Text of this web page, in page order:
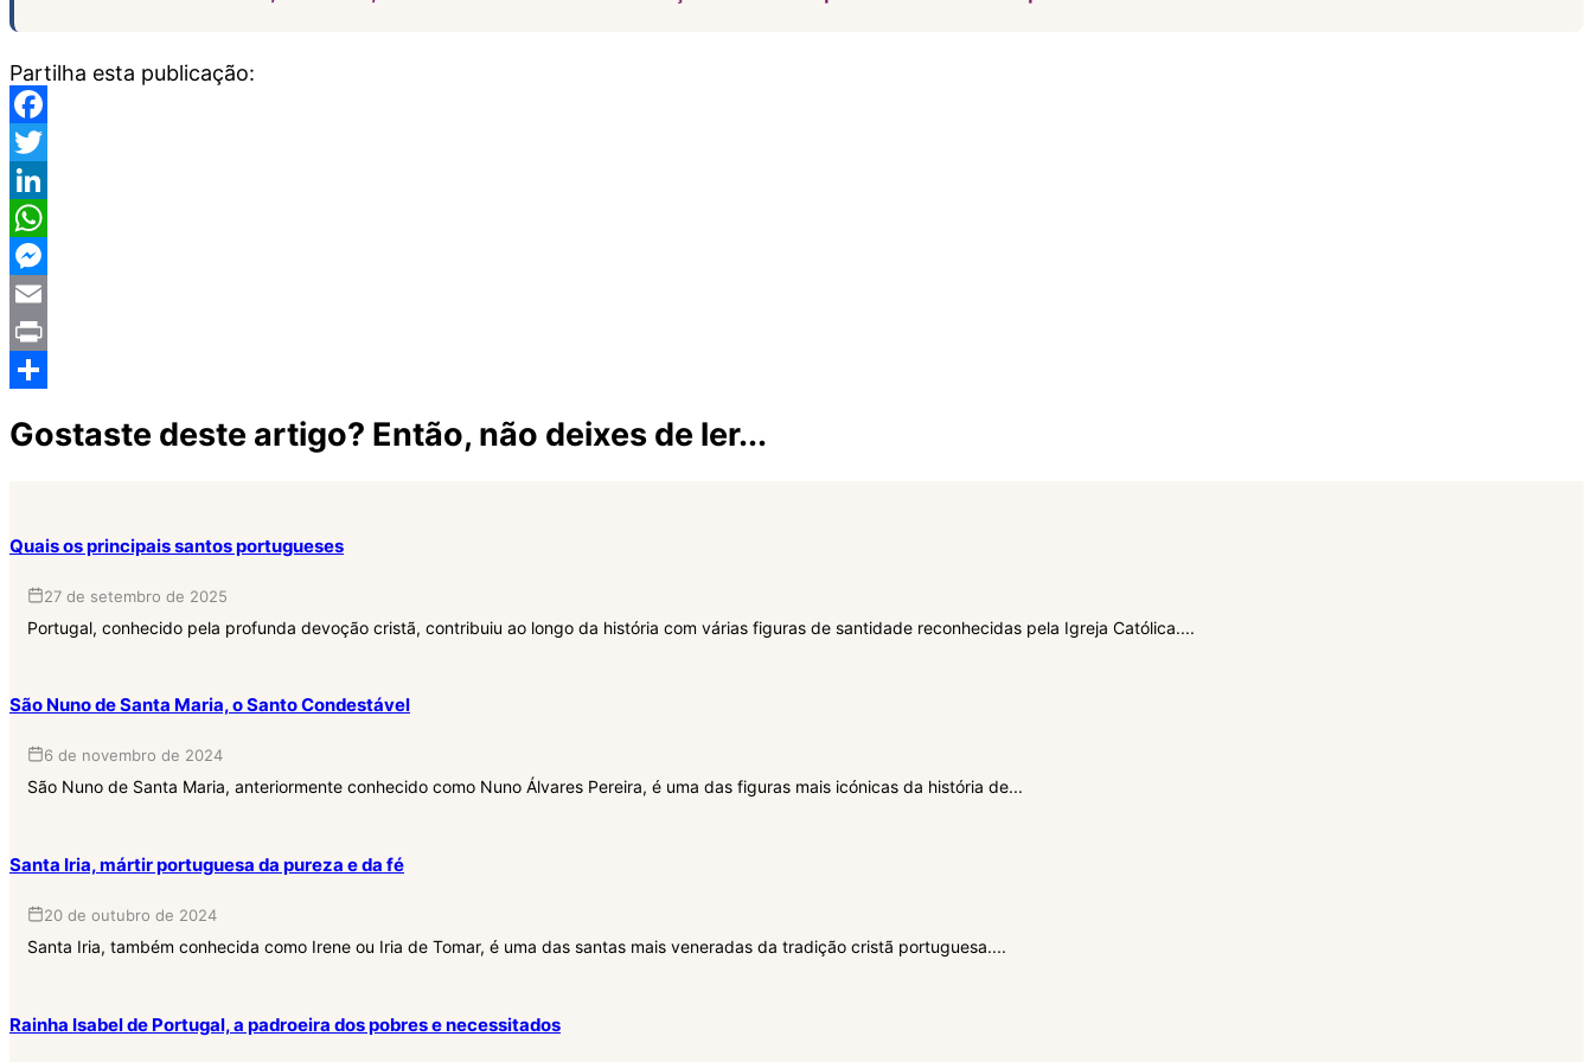
Partilha esta publicação:
Facebook
Twitter
LinkedIn
WhatsApp
Messenger
Email
Print
Gostaste deste artigo? Então, não deixes de ler...
Quais os principais santos portugueses
27 de setembro de 2025
Portugal, conhecido pela profunda devoção cristã, contribuiu ao longo da história com várias figuras de santidade reconhecidas pela Igreja Católica....
São Nuno de Santa Maria, o Santo Condestável
6 de novembro de 2024
São Nuno de Santa Maria, anteriormente conhecido como Nuno Álvares Pereira, é uma das figuras mais icónicas da história de...
Santa Iria, mártir portuguesa da pureza e da fé
20 de outubro de 2024
Santa Iria, também conhecida como Irene ou Iria de Tomar, é uma das santas mais veneradas da tradição cristã portuguesa....
Rainha Isabel de Portugal, a padroeira dos pobres e necessitados